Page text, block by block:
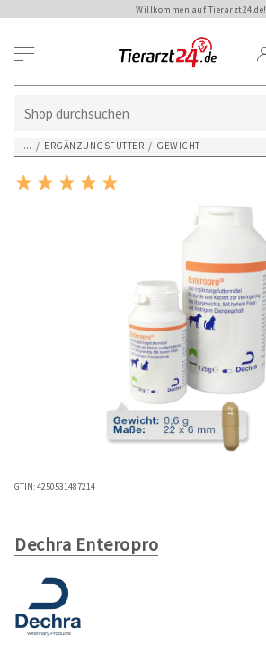
Willkommen auf Tierarzt24.de!
... / ERGÄNZUNGSFUTTER / GEWICHT
GTIN:4250531487214
Dechra Enteropro